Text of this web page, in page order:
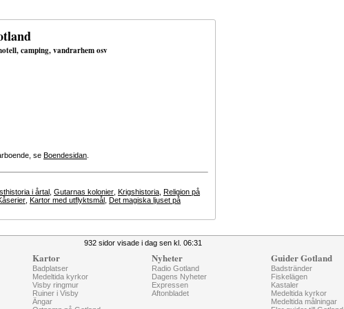
camping, vandrarhem osv
se Boendesidan
i årtal Gutarnas kolonier Krigshistoria Religion på
Kartor med utflyktsmål Det magiska ljuset på
932 sidor visade i dag sen kl. 06:31
Kartor
Badplatser
Medeltida kyrkor
Visby ringmur
Ruiner i Visby
Ängar
Nyheter
Radio Gotland
Dagens Nyheter
Expressen
Aftonbladet
Guider Gotland
Badstränder
Fiskelägen
Kastaler
Medeltida kyrkor
Medeltida målningar